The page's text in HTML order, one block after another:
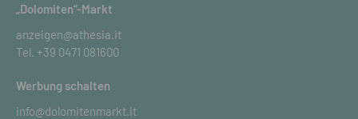
„Dolomiten“-Markt
anzeigen@athesia.it
Tel. +39 0471 081600
Werbung schalten
info@dolomitenmarkt.it